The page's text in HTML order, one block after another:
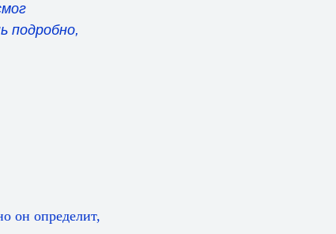
подробно,
он определит,